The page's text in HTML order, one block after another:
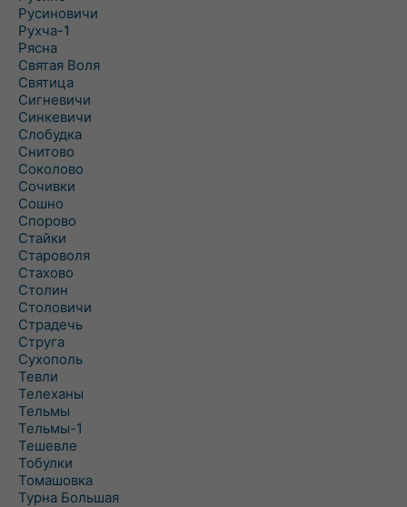
Русиновичи
Рухча-1
Рясна
Святая Воля
Святица
Сигневичи
Синкевичи
Слобудка
Снитово
Соколово
Сочивки
Сошно
Спорово
Стайки
Староволя
Стахово
Столин
Столовичи
Страдечь
Струга
Сухополь
Тевли
Телеханы
Тельмы
Тельмы-1
Тешевле
Тобулки
Томашовка
Турна Большая